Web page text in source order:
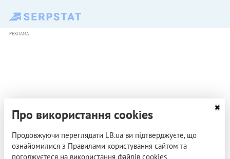
РЕКЛАМА
Про використання cookies
Продовжуючи переглядати LB.ua ви підтверджуєте, що
ознайомилися з Правилами користування сайтом та
погоджуєтеся на використання файлів cookies